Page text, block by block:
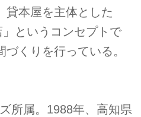
貸本屋を主体とした
」というコンセプトで
くりを行っている。
所属。1988年、高知県